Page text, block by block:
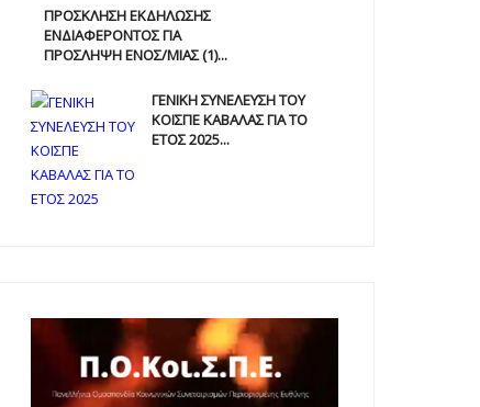
ΠΡΟΣΚΛΗΣΗ ΕΚΔΗΛΩΣΗΣ
ΕΝΔΙΑΦΕΡΟΝΤΟΣ ΓΙΑ
ΠΡΟΣΛΗΨΗ ΕΝOΣ/ΜΙΑΣ (1)...
ΓΕΝΙΚΗ ΣΥΝΕΛΕΥΣΗ ΤΟΥ
ΚΟΙΣΠΕ ΚΑΒΑΛΑΣ ΓΙΑ ΤΟ
ΕΤΟΣ 2025...